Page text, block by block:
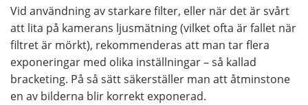
Vid användning av starkare filter, eller när det är svårt
att lita på kamerans ljusmätning (vilket ofta är fallet när
filtret är mörkt), rekommenderas att man tar flera
exponeringar med olika inställningar – så kallad
bracketing. På så sätt säkerställer man att åtminstone
en av bilderna blir korrekt exponerad.